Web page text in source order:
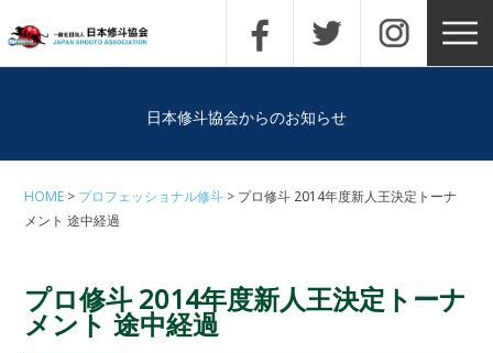
日本修斗協会からのお知らせ
HOME プロフェッショナル修斗
プロ修斗 2014年度新人王決定トーナ
メント 途中経過
プロ修斗 2014年度新人王決定トーナ
メント 途中経過